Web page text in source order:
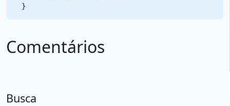
Comentários
Busca